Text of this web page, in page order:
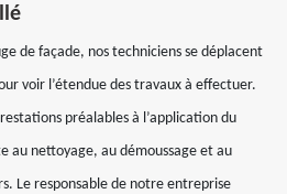
de façade, nos techniciens se déplacent
voir l’étendue des travaux à effectuer.
préalables à l’application du
au nettoyage, au démoussage et au
Le responsable de notre entreprise